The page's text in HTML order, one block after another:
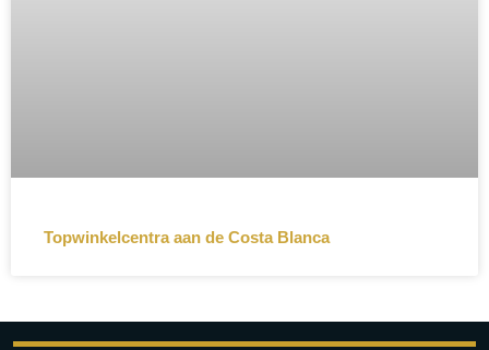
Topwinkelcentra aan de Costa Blanca